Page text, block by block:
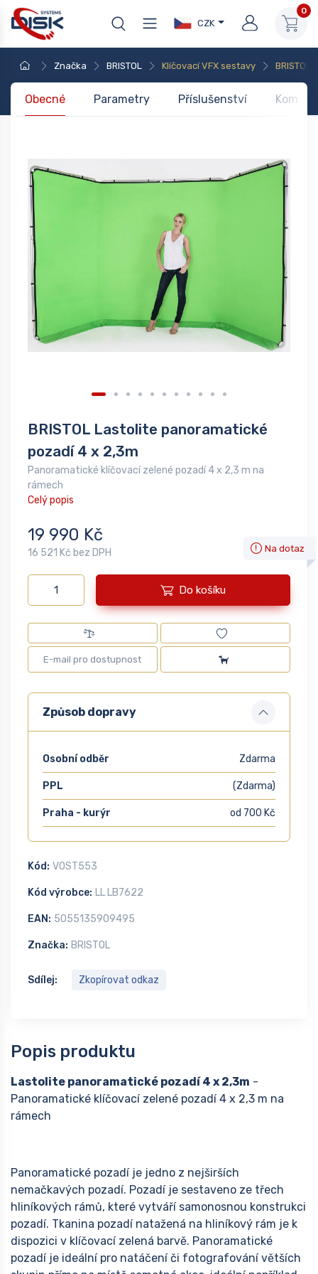
CZK
0
Značka BRISTOL Klíčovací VFX sestavy
Obecné Parametry Příslušenství
BRISTOL Lastolite panoramatické
pozadí 4 x 2,3m
Panoramatické klíčovací zelené pozadí 4 x 2,3 m na
rámech
Celý popis
19 990 Kč
16 521 Kč bez DPH Na dotaz
Do košíku
Způsob dopravy
Osobní odběr Zdarma
PPL (Zdarma)
Praha - kurýr od 700 Kč
Kód: VOST553
Kód výrobce: LL LB7622
EAN: 5055135909495
Značka: BRISTOL
Sdílej: Zkopírovat odkaz
Popis produktu
Lastolite panoramatické pozadí 4 x 2,3m -
Panoramatické klíčovací zelené pozadí 4 x 2,3 m na
rámech
Panoramatické pozadí je jedno z nejširších
nemačkavých pozadí. Pozadí je sestaveno ze třech
hliníkových rámů, které vytváří samonosnou konstrukci
pozadí. Tkanina pozadí natažená na hliníkový rám je k
dispozici v klíčovací zelená barvě. Panoramatické
pozadí je ideální pro natáčení či fotografování větších